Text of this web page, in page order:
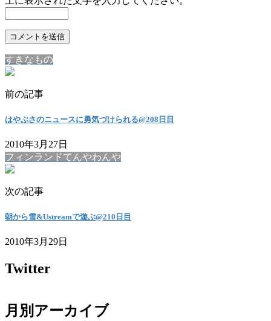
すきなもの
前の記事
はやぶさのニュースに勇気づけられる@208日目
2010年3月27日
フィンランドてんやわんや
次の記事
朝から雪&Ustreamで遊ぶ@210日目
2010年3月29日
Twitter
月別アーカイブ